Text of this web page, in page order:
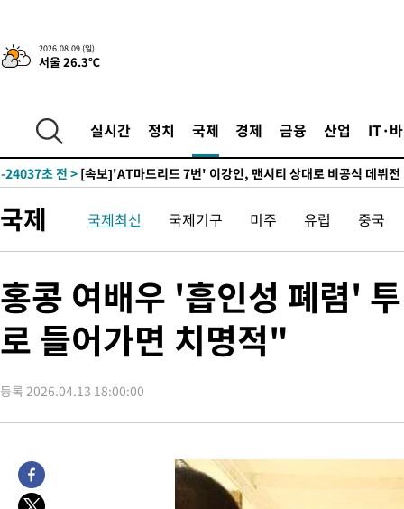
2026.08.09 (일)
서울 26.3℃
실시간 정치 국제 경제 금융 산업 IT·
-30599초 전 >시메오네 감독 "이강인 다재다능한 선수…다양한 역할 맡길
-26796초 전 >
-24535초 전 >
'AT마드리드 7번' 이강인, 맨시티 상대로 비공식 데뷔전
-24037초 전 >
[속보]'AT마드리드 7번' 이강인, 맨시티 상대로 비공식 데뷔전
-22101초 전 >네타냐후, 트럼프의 가자 평화 2차 15개조 평화안 '거부'
-18697초 전 >
이강인 ATM 입단식에 '상암벌 들썩'…"세계적인 선수 되길"
-13669초 전 >[속보]與 강원·TK 당원투표 합산 김민석 48.54%로 승리…정
44.40%
-13003초 전 >
與 강원·TK 당원투표 합산 김민석 46.01%로 승리…정청래
44.53%
-12843초 전 >[속보]與전대 권리당원투표…강원·경북 김민석, 대구 정청래
45.71%
-12552초 전 >[속보]與 당대표 경선, 대구 권리당원 투표 정청래 47.82%·김
-12349초 전 >[속보]與 당대표 경선, 강원 권리당원 투표 김민석 승리
-2909초 전 > [속보]장은수, KLPGA 제주삼다수 역전 우승…데뷔 10년 차에
28분 전 >
"얼마나 더웠으면"…안동 물길공원서 헤엄친 구렁이 '소동'
국제 국제최신 국제기구 미주 유럽 중국
홍콩 여배우 '흡인성 폐렴'
로 들어가면 치명적"
등록 2026.04.13 18:00:00